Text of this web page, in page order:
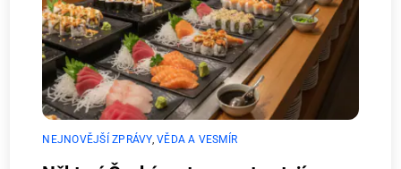
NEJNOVĚJŠÍ ZPRÁVY,VĚDA A VESMÍR